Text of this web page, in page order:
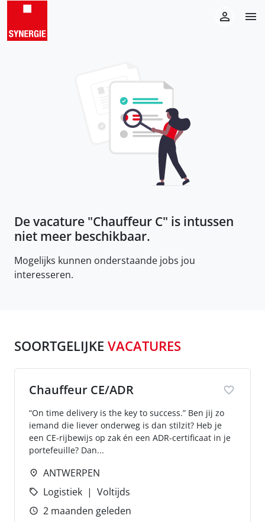
De vacature "Chauffeur C" is intussen
niet meer beschikbaar.
Mogelijks kunnen onderstaande jobs jou
interesseren.
SOORTGELIJKE VACATURES
Chauffeur CE/ADR
“On time delivery is the key to success.” Ben jij zo
iemand die liever onderweg is dan stilzit? Heb je
een CE-rijbewijs op zak én een ADR-certificaat in je
portefeuille? Dan...
ANTWERPEN
Logistiek
Voltijds
2 maanden geleden